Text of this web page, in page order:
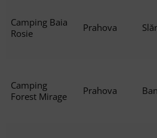
Camping Baia
Rosie
Prahova
Camping
Forest Mirage
Prahova